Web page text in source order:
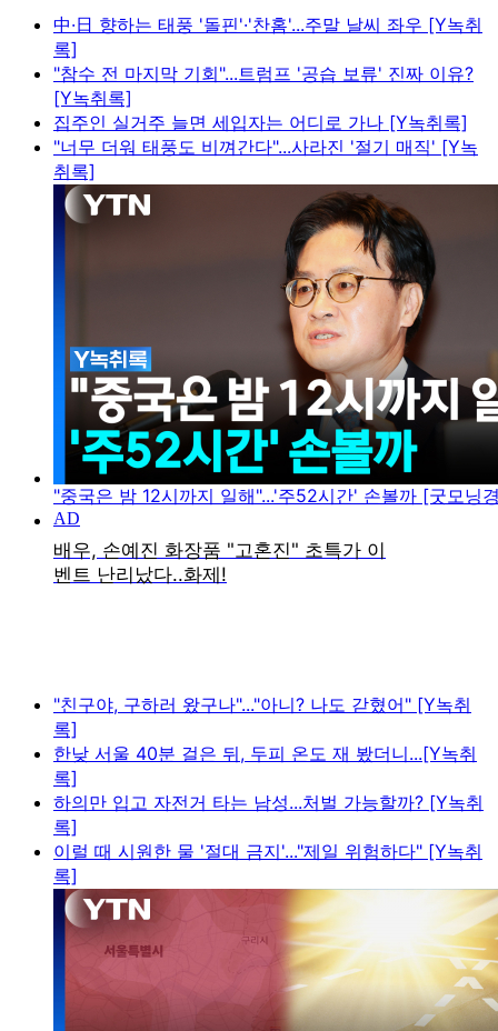
中·日 향하는 태풍 '돌핀'·'찬홈'...주말 날씨 좌우 [Y녹취
록]
"참수 전 마지막 기회"...트럼프 '공습 보류' 진짜 이유?
[Y녹취록]
집주인 실거주 늘면 세입자는 어디로 가나 [Y녹취록]
"너무 더워 태풍도 비껴간다"...사라진 '절기 매직' [Y녹
취록]
"중국은 밤 12시까지 일해"...'주52시간' 손볼까 [굿모닝
"친구야, 구하러 왔구나"..."아니? 나도 갇혔어" [Y녹취
록]
한낮 서울 40분 걸은 뒤, 두피 온도 재 봤더니...[Y녹취
록]
하의만 입고 자전거 타는 남성...처벌 가능할까? [Y녹취
록]
이럴 때 시원한 물 '절대 금지'..."제일 위험하다" [Y녹취
록]